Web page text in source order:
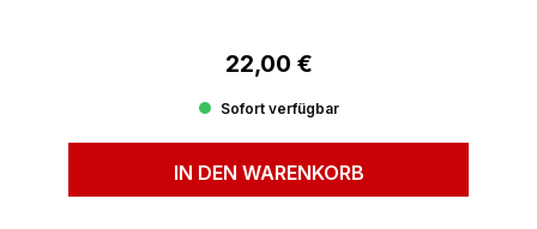
Regulärer Preis:
22,00 €
Sofort verfügbar
IN DEN WARENKORB